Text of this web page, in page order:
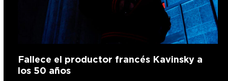
Fallece el productor francés Kavinsky a
los 50 años